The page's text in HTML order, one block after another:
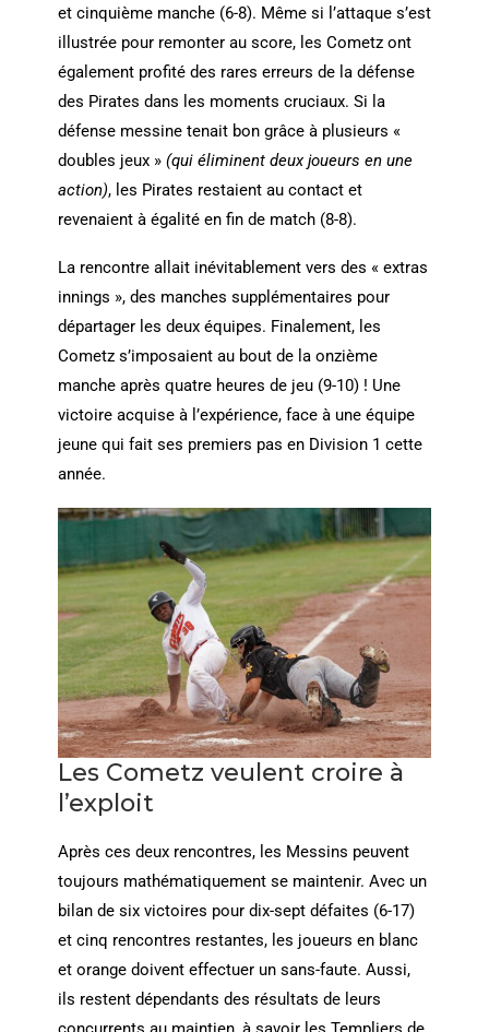
et cinquième manche (6-8). Même si l’attaque s’est
illustrée pour remonter au score, les Cometz ont
également profité des rares erreurs de la défense
des Pirates dans les moments cruciaux. Si la
défense messine tenait bon grâce à plusieurs «
doubles jeux » (qui éliminent deux joueurs en une
action), les Pirates restaient au contact et
revenaient à égalité en fin de match (8-8).
La rencontre allait inévitablement vers des « extras
innings », des manches supplémentaires pour
départager les deux équipes. Finalement, les
Cometz s’imposaient au bout de la onzième
manche après quatre heures de jeu (9-10) ! Une
victoire acquise à l’expérience, face à une équipe
jeune qui fait ses premiers pas en Division 1 cette
année.
Les Cometz veulent croire à
l’exploit
Après ces deux rencontres, les Messins peuvent
toujours mathématiquement se maintenir. Avec un
bilan de six victoires pour dix-sept défaites (6-17)
et cinq rencontres restantes, les joueurs en blanc
et orange doivent effectuer un sans-faute. Aussi,
ils restent dépendants des résultats de leurs